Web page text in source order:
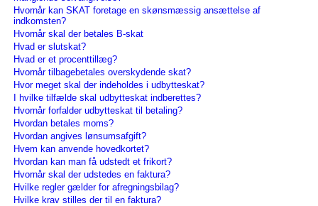
Hvornår kan SKAT foretage en skønsmæssig ansættelse af
indkomsten?
Hvornår skal der betales B-skat
Hvad er slutskat?
Hvad er et procenttillæg?
Hvornår tilbagebetales overskydende skat?
Hvor meget skal der indeholdes i udbytteskat?
I hvilke tilfælde skal udbytteskat indberettes?
Hvornår forfalder udbytteskat til betaling?
Hvordan betales moms?
Hvordan angives lønsumsafgift?
Hvem kan anvende hovedkortet?
Hvordan kan man få udstedt et frikort?
Hvornår skal der udstedes en faktura?
Hvilke regler gælder for afregningsbilag?
Hvilke krav stilles der til en faktura?